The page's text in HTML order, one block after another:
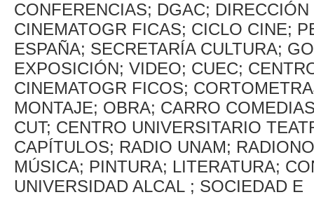
CONFERENCIAS; DGAC;
CINEMATOGR FICAS; CICLO CINE;
ESPAÑA; SECRETARÍA CULTURA;
EXPOSICIÓN; VIDEO; CUEC;
CINEMATOGR FICOS;
MONTAJE; OBRA; CARRO
CUT; CENTRO UNIVERSITARIO
CAPÍTULOS; RADIO UNAM;
MÚSICA; PINTURA; LITERATURA;
UNIVERSIDAD ALCAL ; SOCIEDAD E